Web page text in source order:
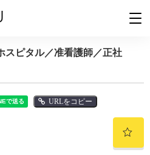
スピタル／准看護師／正社
URLをコピー